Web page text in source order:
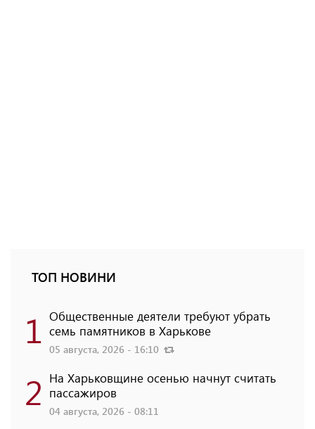
ТОП НОВИНИ
1 Общественные деятели требуют убрать
семь памятников в Харькове
05 августа, 2026 - 16:10
2 На Харьковщине осенью начнут считать
пассажиров
04 августа, 2026 - 08:11